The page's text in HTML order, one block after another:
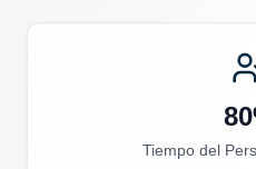
Tiempo del